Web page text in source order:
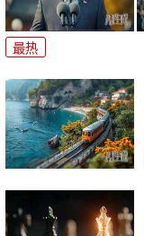
最热